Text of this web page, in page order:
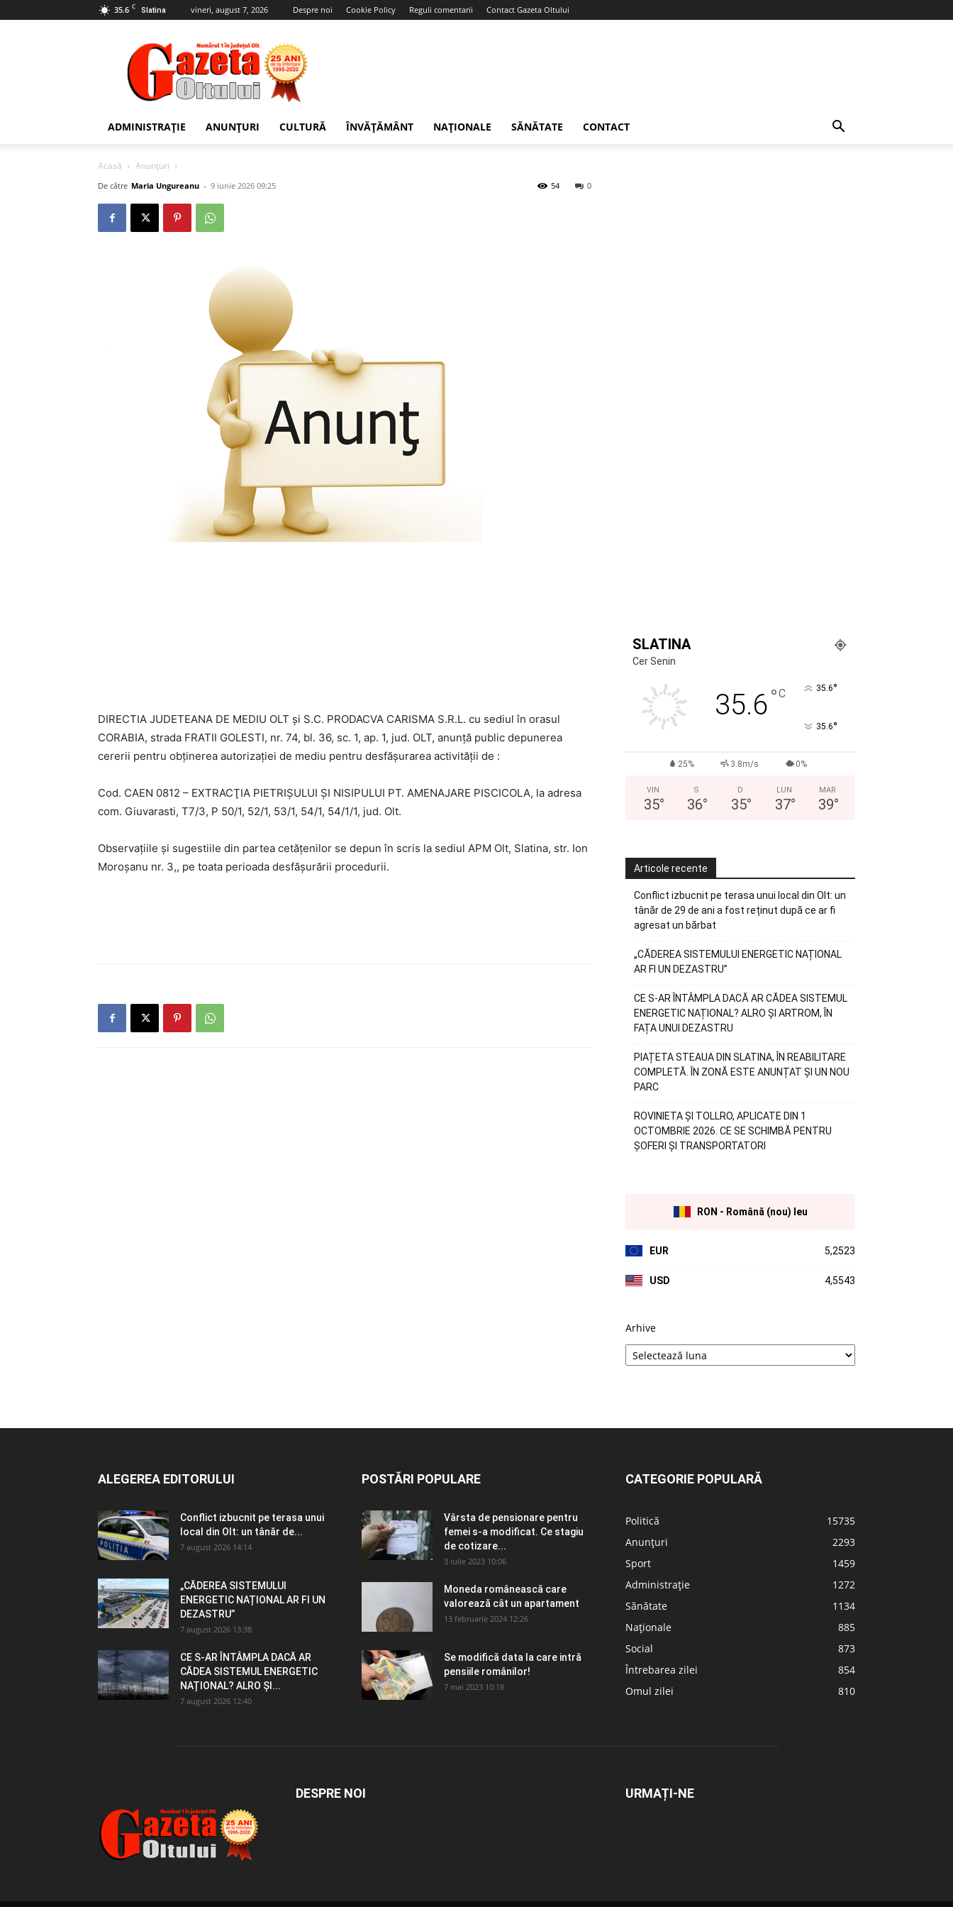
35.6 C Slatina vineri, august 7, 2026 Despre noi Cookie Policy Reguli comentarii Contact Gazeta Oltului
Gazeta
Oltului
ADMINISTRAȚIE ANUNȚURI CULTURĂ ÎNVĂȚĂMÂNT NAȚIONALE SĂNĂTATE CONTACT
Acasă Anunțuri
De către Maria Ungureanu - 9 iunie 2026 09:25 0
54
DIRECTIA JUDETEANA DE MEDIU OLT și S.C. PRODACVA CARISMA S.R.L. cu sediul în orasul
CORABIA, strada FRATII GOLESTI, nr. 74, bl. 36, sc. 1, ap. 1, jud. OLT, anunţă public depunerea
cererii pentru obţinerea autorizației de mediu pentru desfăşurarea activităţii de :
Cod. CAEN 0812 – EXTRACŢIA PIETRIŞULUI ŞI NISIPULUI PT. AMENAJARE PISCICOLA, la adresa
com. Giuvarasti, T7/3, P 50/1, 52/1, 53/1, 54/1, 54/1/1, jud. Olt.
Observaţiile şi sugestiile din partea cetăţenilor se depun în scris la sediul APM Olt, Slatina, str. Ion
Moroşanu nr. 3,, pe toata perioada desfăşurării procedurii.
SLATINA
Cer Senin
35.6°C 35.6°
35.6°
25% 3.8m/s 0%
VIN
35°
S
36°
D
35°
LUN
37°
MAR
39°
Articole recente
Conflict izbucnit pe terasa unui local din Olt: un
tânăr de 29 de ani a fost reținut după ce ar fi
agresat un bărbat
„CĂDEREA SISTEMULUI ENERGETIC NAȚIONAL
AR FI UN DEZASTRU”
CE S-AR ÎNTÂMPLA DACĂ AR CĂDEA SISTEMUL
ENERGETIC NAȚIONAL? ALRO ȘI ARTROM, ÎN
FAȚA UNUI DEZASTRU
PIAȚETA STEAUA DIN SLATINA, ÎN REABILITARE
COMPLETĂ. ÎN ZONĂ ESTE ANUNȚAT ȘI UN NOU
PARC
ROVINIETA ȘI TOLLRO, APLICATE DIN 1
OCTOMBRIE 2026. CE SE SCHIMBĂ PENTRU
ȘOFERI ȘI TRANSPORTATORI
RON - Română (nou) leu
EUR 5,2523
USD 4,5543
Arhive
ALEGEREA EDITORULUI
Conflict izbucnit pe terasa unui
local din Olt: un tânăr de...
7 august 2026 14:14
„CĂDEREA SISTEMULUI
ENERGETIC NAȚIONAL AR FI UN
DEZASTRU”
7 august 2026 13:38
CE S-AR ÎNTÂMPLA DACĂ AR
CĂDEA SISTEMUL ENERGETIC
NAȚIONAL? ALRO ȘI...
7 august 2026 12:40
POSTĂRI POPULARE
Vârsta de pensionare pentru
femei s-a modificat. Ce stagiu
de cotizare...
3 iulie 2023 10:06
Moneda românească care
valorează cât un apartament
13 februarie 2024 12:26
Se modifică data la care intră
pensiile românilor!
7 mai 2023 10:18
CATEGORIE POPULARĂ
Politică
15735
Anunțuri
2293
Sport
1459
Administrație
1272
Sănătate
1134
Naționale
885
Social
873
Întrebarea zilei
854
Omul zilei
810
DESPRE NOI URMAȚI-NE